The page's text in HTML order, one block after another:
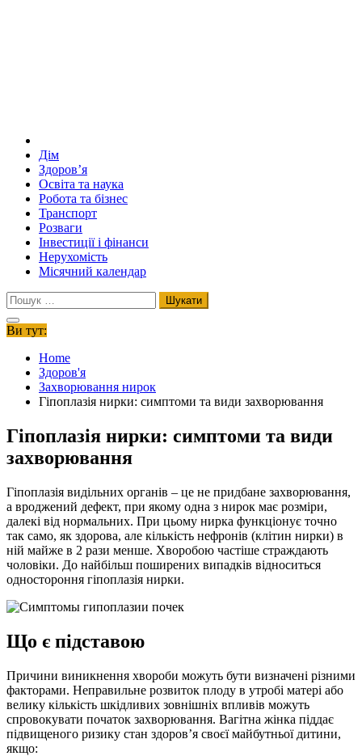
Дім
Здоров’я
Освіта та наука
Робота та бізнес
Транспорт
Розваги
Інвестиції і фінанси
Нерухомість
Місячний календар
Пошук:
Ви тут:
Home
Здоров'я
Захворювання нирок
Гіпоплазія нирки: симптоми та види захворювання
Гіпоплазія нирки: симптоми та види
захворювання
Гіпоплазія видільних органів – це не придбане захворювання,
а вроджений дефект, при якому одна з нирок має розміри,
далекі від нормальних. При цьому нирка функціонує точно
так само, як здорова, але кількість нефронів (клітин нирки) в
ній майже в 2 рази менше. Хворобою частіше страждають
чоловіки. До найбільш поширених випадків відноситься
одностороння гіпоплазія нирки.
Що є підставою
Причини виникнення хвороби можуть бути визначені різними
факторами. Неправильне розвиток плоду в утробі матері або
велику кількість шкідливих зовнішніх впливів можуть
спровокувати початок захворювання. Вагітна жінка піддає
підвищеного ризику стан здоров’я своєї майбутньої дитини,
якщо: